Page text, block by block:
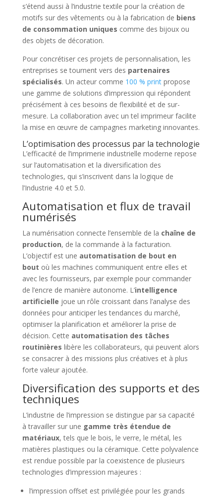
s’étend aussi à l’industrie textile pour la création de
motifs sur des vêtements ou à la fabrication de biens
de consommation uniques comme des bijoux ou
des objets de décoration.
Pour concrétiser ces projets de personnalisation, les
entreprises se tournent vers des partenaires
spécialisés. Un acteur comme 100 % printpropose
une gamme de solutions d’impression qui répondent
précisément à ces besoins de flexibilité et de sur-
mesure. La collaboration avec un tel imprimeur facilite
la mise en œuvre de campagnes marketing innovantes.
L’optimisation des processus par la technologie
L’efficacité de l’imprimerie industrielle moderne repose
sur l’automatisation et la diversification des
technologies, qui s’inscrivent dans la logique de
l’Industrie 4.0 et 5.0.
Automatisation et flux de travail
numérisés
La numérisation connecte l’ensemble de la chaîne de
production, de la commande à la facturation.
L’objectif est une automatisation de bout en
bout où les machines communiquent entre elles et
avec les fournisseurs, par exemple pour commander
de l’encre de manière autonome. L’intelligence
artificielle joue un rôle croissant dans l’analyse des
données pour anticiper les tendances du marché,
optimiser la planification et améliorer la prise de
décision. Cette automatisation des tâches
routinières libère les collaborateurs, qui peuvent alors
se consacrer à des missions plus créatives et à plus
forte valeur ajoutée.
Diversification des supports et des
techniques
L’industrie de l’impression se distingue par sa capacité
à travailler sur une gamme très étendue de
matériaux, tels que le bois, le verre, le métal, les
matières plastiques ou la céramique. Cette polyvalence
est rendue possible par la coexistence de plusieurs
technologies d’impression majeures :
l’impression offset est privilégiée pour les grands